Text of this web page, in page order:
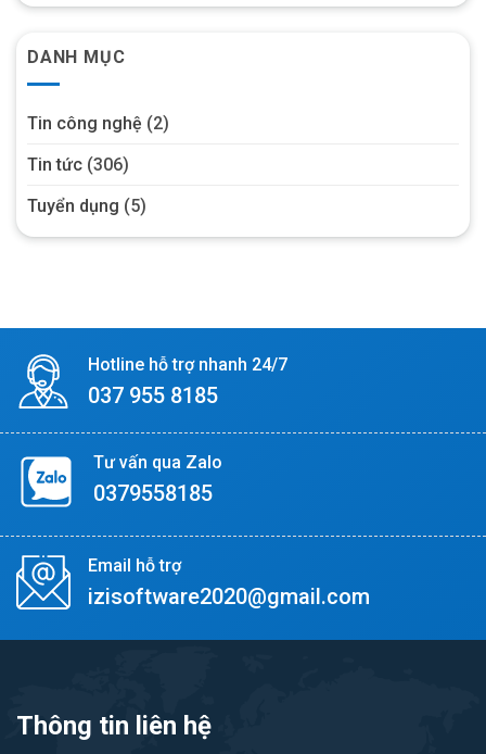
DANH MỤC
Tin công nghệ (2)
Tin tức (306)
Tuyển dụng (5)
Hotline hỗ trợ nhanh 24/7
037 955 8185
Tư vấn qua Zalo
0379558185
Email hỗ trợ
izisoftware2020@gmail.com
Thông tin liên hệ